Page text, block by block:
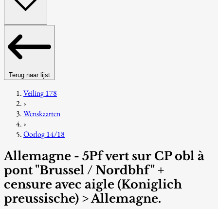
Terug naar lijst
Veiling 178
›
Wenskaarten
›
Oorlog 14/18
Allemagne - 5Pf vert sur CP obl à
pont "Brussel / Nordbhf" +
censure avec aigle (Koniglich
preussische) > Allemagne.